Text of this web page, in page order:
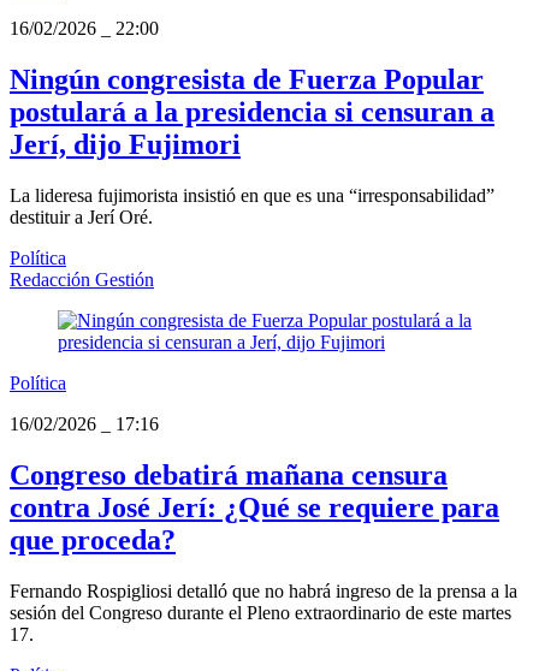
16/02/2026
22:00
Ningún congresista de Fuerza Popular
postulará a la presidencia si censuran a
Jerí, dijo Fujimori
La lideresa fujimorista insistió en que es una “irresponsabilidad”
destituir a Jerí Oré.
Política
Redacción Gestión
Política
16/02/2026
17:16
Congreso debatirá mañana censura
contra José Jerí: ¿Qué se requiere para
que proceda?
Fernando Rospigliosi detalló que no habrá ingreso de la prensa a la
sesión del Congreso durante el Pleno extraordinario de este martes
17.